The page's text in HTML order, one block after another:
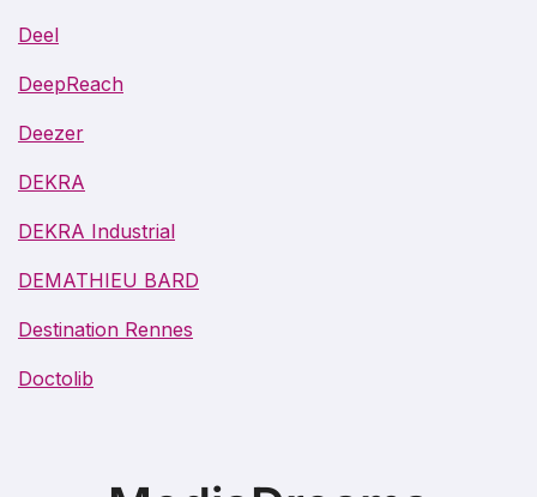
Deel
DeepReach
Deezer
DEKRA
DEKRA Industrial
DEMATHIEU BARD
Destination Rennes
Doctolib